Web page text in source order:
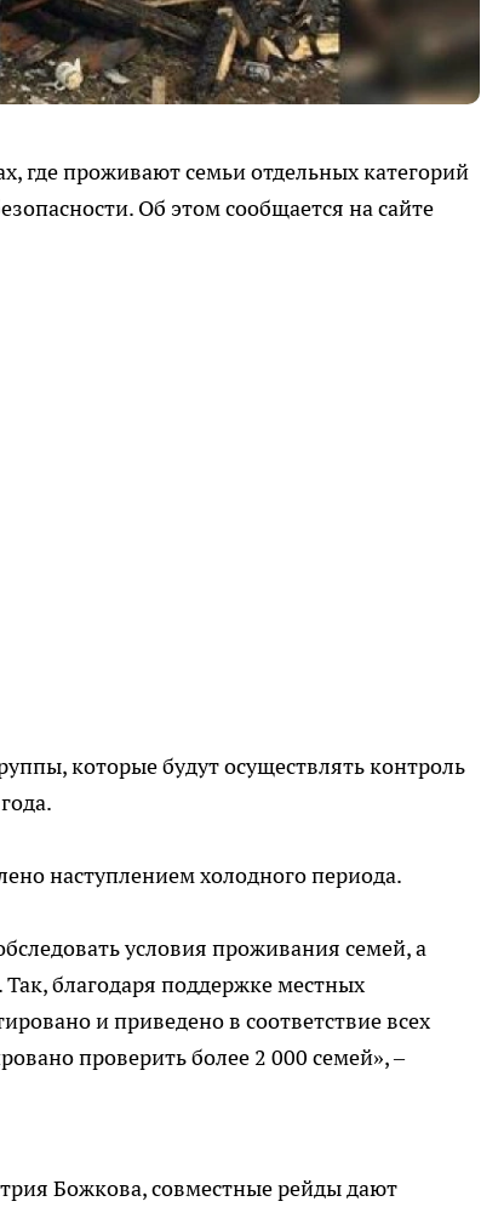
где проживают семьи отдельных категорий
Об этом сообщается на сайте
которые будут осуществлять контроль
наступлением холодного периода.
условия проживания семей, а
благодаря поддержке местных
и приведено в соответствие всех
проверить более 2 000 семей», –
Божкова, совместные рейды дают